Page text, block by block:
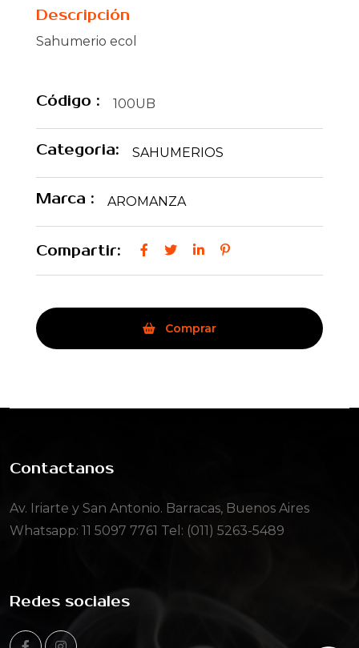
Descripción
Sahumerio ecol
Código : 100UB
Categoria: SAHUMERIOS
Marca : AROMANZA
Compartir:
Comprar
Contactanos
Av. Iriarte y San Antonio. Barracas, Buenos Aires
Whatsapp: 11 5097 7761 Tel: (011) 5263-5489
Redes sociales